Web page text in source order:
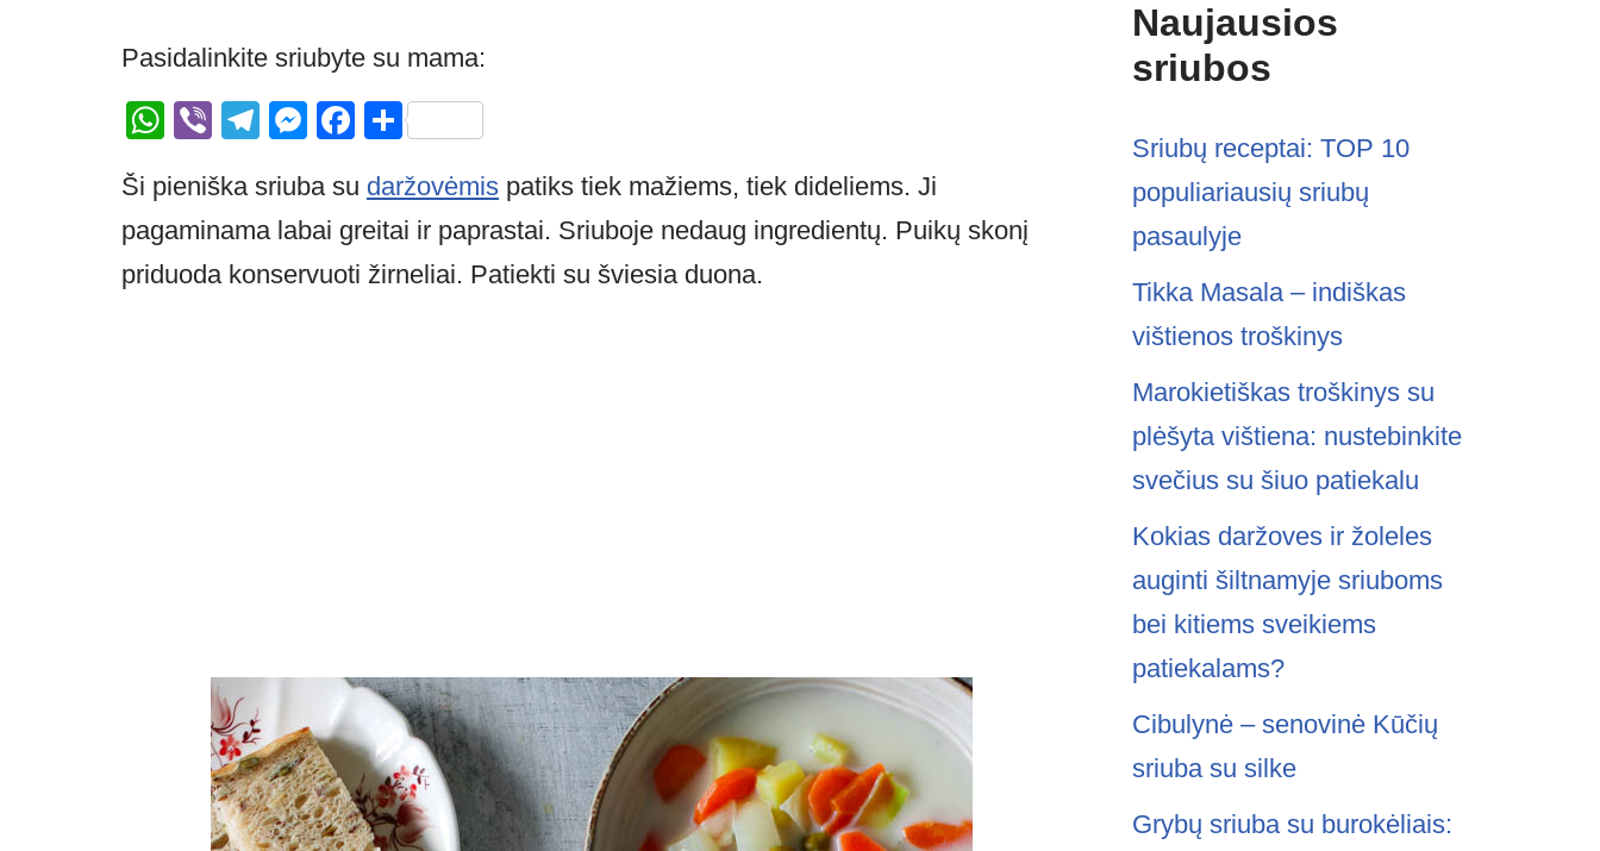
Pasidalinkite sriubyte su mama:
W
at
s
A
Vi
er
T
e
gr
a
M
ss
e
n
F
c
e
b
S
ar
e
Ši pieniška sriuba su daržovėmis patiks tiek mažiems, tiek dideliems. Ji
pagaminama labai greitai ir paprastai. Sriuboje nedaug ingredientų. Puikų skonį
priduoda konservuoti žirneliai. Patiekti su šviesia duona.
Naujausios
sriubos
Sriubų receptai: TOP 10
populiariausių sriubų
pasaulyje
Tikka Masala – indiškas
vištienos troškinys
Marokietiškas troškinys su
plėšyta vištiena: nustebinkite
svečius su šiuo patiekalu
Kokias daržoves ir žoleles
auginti šiltnamyje sriuboms
bei kitiems sveikiems
patiekalams?
Cibulynė – senovinė Kūčių
sriuba su silke
Grybų sriuba su burokėliais: